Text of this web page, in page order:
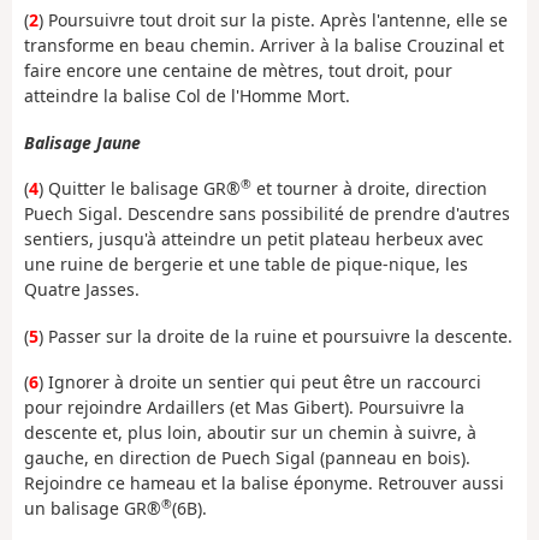
(2) Poursuivre tout droit sur la piste. Après l'antenne, elle se
transforme en beau chemin. Arriver à la balise Crouzinal et
faire encore une centaine de mètres, tout droit, pour
atteindre la balise Col de l'Homme Mort.
Balisage Jaune
(4) Quitter le balisage GR®® et tourner à droite, direction
Puech Sigal. Descendre sans possibilité de prendre d'autres
sentiers, jusqu'à atteindre un petit plateau herbeux avec
une ruine de bergerie et une table de pique-nique, les
Quatre Jasses.
(5) Passer sur la droite de la ruine et poursuivre la descente.
(6) Ignorer à droite un sentier qui peut être un raccourci
pour rejoindre Ardaillers (et Mas Gibert). Poursuivre la
descente et, plus loin, aboutir sur un chemin à suivre, à
gauche, en direction de Puech Sigal (panneau en bois).
Rejoindre ce hameau et la balise éponyme. Retrouver aussi
un balisage GR®®(6B).